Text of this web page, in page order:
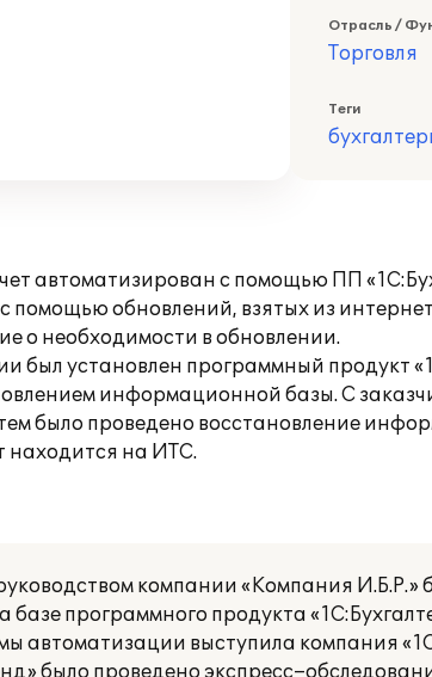
Отрасль /
Торговля
Теги
автоматизирован с помощью ПП
обновлений, взятых из
о необходимости в обновлении.
был установлен программный продукт
информационной базы. С
было проведено восстановление
находится на ИТС.
компании «Компания И.Б.Р.»
программного продукта
автоматизации выступила компания
было проведено